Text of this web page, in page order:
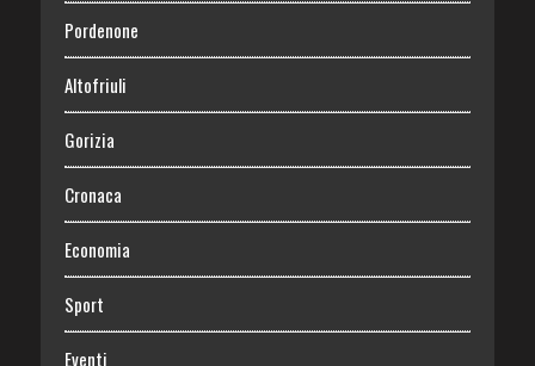
Pordenone
Altofriuli
Gorizia
Cronaca
Economia
Sport
Eventi